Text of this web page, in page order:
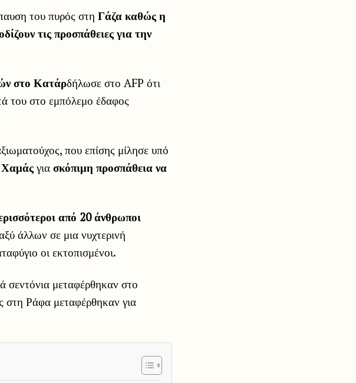
του πυρός στη Γάζα καθώς η
τις προσπάθειες για την
στο Κατάρδήλωσε στο AFP ότι
του στο εμπόλεμο έδαφος
που επίσης μίλησε υπό
Χαμάς για σκόπιμη προσπάθεια να
από 20 άνθρωποι
άλλων σε μια νυχτερινή
οι εκτοπισμένοι.
σεντόνια μεταφέρθηκαν στο
στη Ράφα μεταφέρθηκαν για